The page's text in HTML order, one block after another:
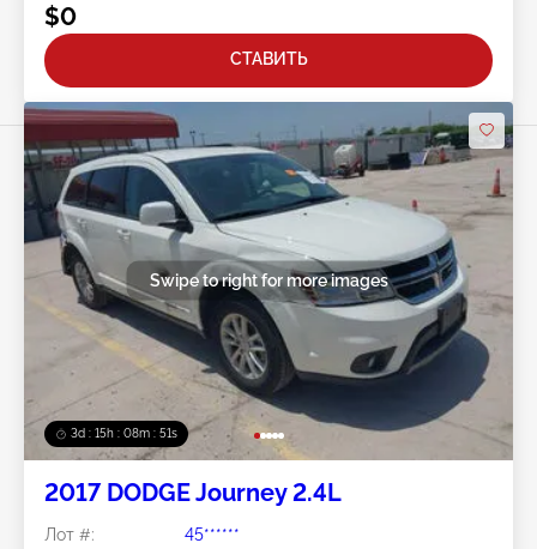
$0
СТАВИТЬ
3d : 15h : 08m : 48s
Swipe to right for more images
2017 DODGE Journey 2.4L
Лот #:
45******